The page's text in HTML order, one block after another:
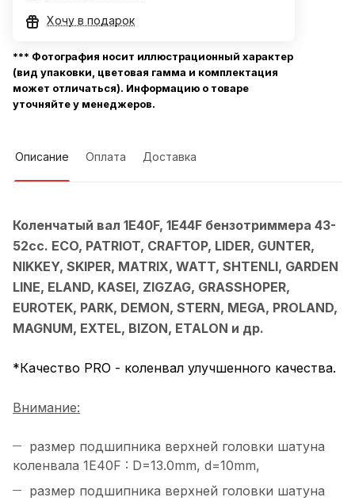
Хочу в подарок
*** Фотография носит иллюстрационный характер
(вид упаковки, цветовая гамма и комплектация
может отличаться). Информацию о товаре
уточняйте у менеджеров.
Описание Оплата Доставка
Коленчатый вал 1E40F, 1E44F бензотриммера 43-
52cc. ECO, PATRIOT, CRAFTOP, LIDER, GUNTER,
NIKKEY, SKIPER, MATRIX, WATT, SHTENLI, GARDEN
LINE, ELAND, KASEI, ZIGZAG, GRASSHOPER,
EUROTEK, PARK, DEMON, STERN, MEGA, PROLAND,
MAGNUM, EXTEL, BIZON, ETALON и др.
*Качество PRO - коленвал улучшенного качества.
Внимание:
размер подшипника верхней головки шатуна
коленвала 1E40F : D=13.0mm, d=10mm,
размер подшипника верхней головки шатуна